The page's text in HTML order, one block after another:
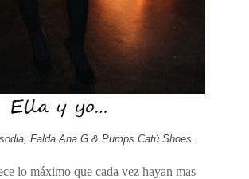
Falda Ana G & Pumps Catú Shoes.
lo máximo que cada vez hayan mas